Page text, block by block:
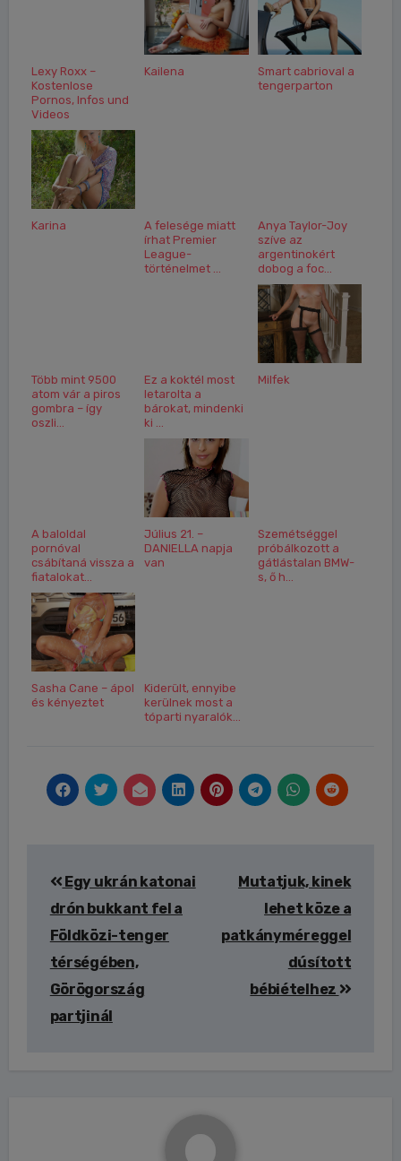
Lexy Roxx –
Kostenlose
Pornos, Infos und
Videos
Kailena
Smart cabrioval a
tengerparton
Karina
A felesége miatt
írhat Premier
League-
történelmet ...
Anya Taylor-Joy
szíve az
argentinokért
dobog a foc...
Több mint 9500
atom vár a piros
gombra – így
oszli...
Ez a koktél most
letarolta a
bárokat, mindenki
ki ...
Milfek
A baloldal
pornóval
csábítaná vissza a
fiatalokat...
Július 21. –
DANIELLA napja
van
Szemétséggel
próbálkozott a
gátlástalan BMW-
s, ő h...
Sasha Cane – ápol
és kényeztet
Kiderült, ennyibe
kerülnek most a
tóparti nyaralók...
navigáció
Egy ukrán katonai
drón bukkant fel a
Földközi-tenger
térségében,
Görögország
partjinál
Mutatjuk, kinek
lehet köze a
patkányméreggel
dúsított
bébiételhez